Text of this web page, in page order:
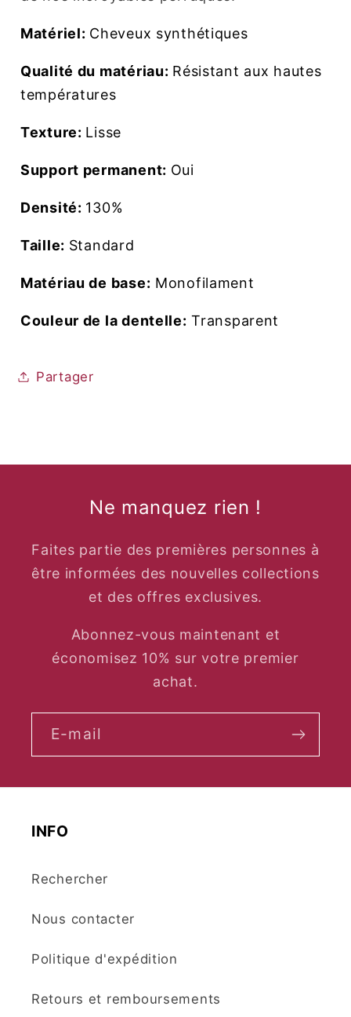
Matériel: Cheveux synthétiques
Qualité du matériau: Résistant aux hautes
températures
Texture: Lisse
Support permanent: Oui
Densité: 130%
Taille: Standard
Matériau de base: Monofilament
Couleur de la dentelle: Transparent
Partager
Ne manquez rien !
Faites partie des premières personnes à
être informées des nouvelles collections
et des offres exclusives.
Abonnez-vous maintenant et
économisez 10% sur votre premier
achat.
E-mail
INFO
Rechercher
Nous contacter
Politique d'expédition
Retours et remboursements